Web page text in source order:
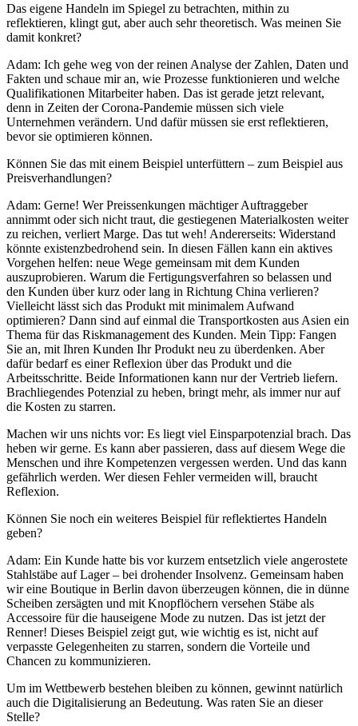
Das eigene Handeln im Spiegel zu betrachten, mithin zu
reflektieren, klingt gut, aber auch sehr theoretisch. Was meinen Sie
damit konkret?
Adam: Ich gehe weg von der reinen Analyse der Zahlen, Daten und
Fakten und schaue mir an, wie Prozesse funktionieren und welche
Qualifikationen Mitarbeiter haben. Das ist gerade jetzt relevant,
denn in Zeiten der Corona-Pandemie müssen sich viele
Unternehmen verändern. Und dafür müssen sie erst reflektieren,
bevor sie optimieren können.
Können Sie das mit einem Beispiel unterfüttern – zum Beispiel aus
Preisverhandlungen?
Adam: Gerne! Wer Preissenkungen mächtiger Auftraggeber
annimmt oder sich nicht traut, die gestiegenen Materialkosten weiter
zu reichen, verliert Marge. Das tut weh! Andererseits: Widerstand
könnte existenzbedrohend sein. In diesen Fällen kann ein aktives
Vorgehen helfen: neue Wege gemeinsam mit dem Kunden
auszuprobieren. Warum die Fertigungsverfahren so belassen und
den Kunden über kurz oder lang in Richtung China verlieren?
Vielleicht lässt sich das Produkt mit minimalem Aufwand
optimieren? Dann sind auf einmal die Transportkosten aus Asien ein
Thema für das Riskmanagement des Kunden. Mein Tipp: Fangen
Sie an, mit Ihren Kunden Ihr Produkt neu zu überdenken. Aber
dafür bedarf es einer Reflexion über das Produkt und die
Arbeitsschritte. Beide Informationen kann nur der Vertrieb liefern.
Brachliegendes Potenzial zu heben, bringt mehr, als immer nur auf
die Kosten zu starren.
Machen wir uns nichts vor: Es liegt viel Einsparpotenzial brach. Das
heben wir gerne. Es kann aber passieren, dass auf diesem Wege die
Menschen und ihre Kompetenzen vergessen werden. Und das kann
gefährlich werden. Wer diesen Fehler vermeiden will, braucht
Reflexion.
Können Sie noch ein weiteres Beispiel für reflektiertes Handeln
geben?
Adam: Ein Kunde hatte bis vor kurzem entsetzlich viele angerostete
Stahlstäbe auf Lager – bei drohender Insolvenz. Gemeinsam haben
wir eine Boutique in Berlin davon überzeugen können, die in dünne
Scheiben zersägten und mit Knopflöchern versehen Stäbe als
Accessoire für die hauseigene Mode zu nutzen. Das ist jetzt der
Renner! Dieses Beispiel zeigt gut, wie wichtig es ist, nicht auf
verpasste Gelegenheiten zu starren, sondern die Vorteile und
Chancen zu kommunizieren.
Um im Wettbewerb bestehen bleiben zu können, gewinnt natürlich
auch die Digitalisierung an Bedeutung. Was raten Sie an dieser
Stelle?